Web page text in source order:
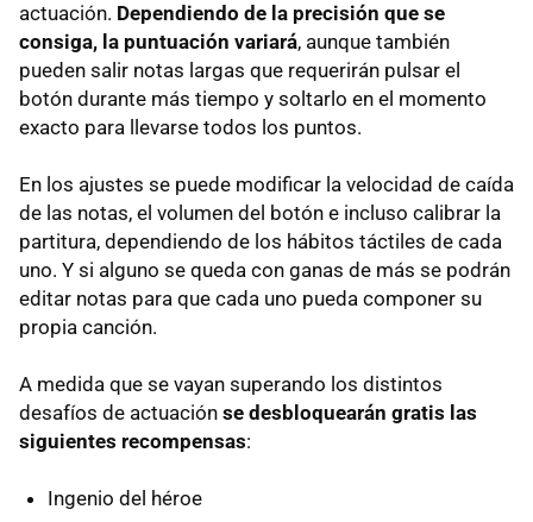
actuación. Dependiendo de la precisión que se
consiga, la puntuación variará, aunque también
pueden salir notas largas que requerirán pulsar el
botón durante más tiempo y soltarlo en el momento
exacto para llevarse todos los puntos.
En los ajustes se puede modificar la velocidad de caída
de las notas, el volumen del botón e incluso calibrar la
partitura, dependiendo de los hábitos táctiles de cada
uno. Y si alguno se queda con ganas de más se podrán
editar notas para que cada uno pueda componer su
propia canción.
A medida que se vayan superando los distintos
desafíos de actuación se desbloquearán gratis las
siguientes recompensas:
Ingenio del héroe